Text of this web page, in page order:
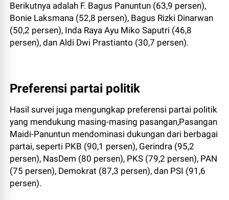
Berikutnya adalah F. Bagus Panuntun (63,9 persen),
Bonie Laksmana (52,8 persen), Bagus Rizki Dinarwan
(50,2 persen), Inda Raya Ayu Miko Saputri (46,8
persen), dan Aldi Dwi Prastianto (30,7 persen).
Preferensi partai politik
Hasil survei juga mengungkap preferensi partai politik
yang mendukung masing-masing pasangan,Pasangan
Maidi-Panuntun mendominasi dukungan dari berbagai
partai, seperti PKB (90,1 persen), Gerindra (95,2
persen), NasDem (80 persen), PKS (79,2 persen), PAN
(75 persen), Demokrat (87,3 persen), dan PSI (91,6
persen).